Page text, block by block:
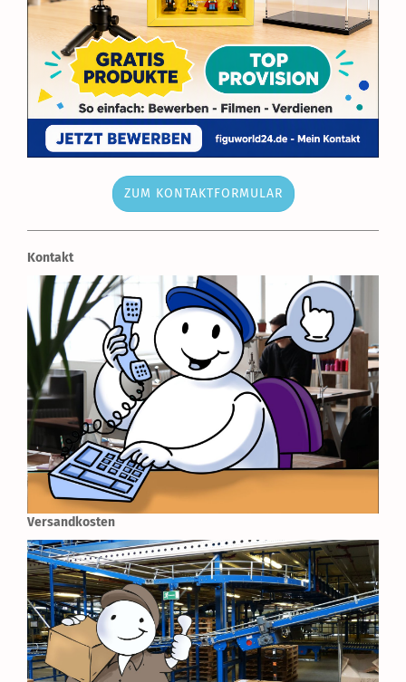
ZUM KONTAKTFORMULAR
Kontakt
Versandkosten